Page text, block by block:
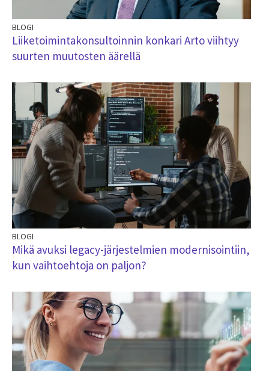
BLOGI
Liiketoimintakonsultoinnin konkari Arto viihtyy
suurten muutosten äärellä
BLOGI
Mikä avuksi legacy-järjestelmien modernisointiin,
kun vaihtoehtoja on paljon?